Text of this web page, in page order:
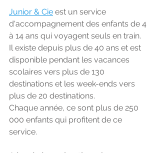
Junior & Cie est un service
d'accompagnement des enfants de 4
à 14 ans qui voyagent seuls en train.
Il existe depuis plus de 40 ans et est
disponible pendant les vacances
scolaires vers plus de 130
destinations et les week-ends vers
plus de 20 destinations.
Chaque année, ce sont plus de 250
000 enfants qui profitent de ce
service.